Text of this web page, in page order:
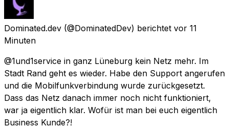
Dominated.dev (@DominatedDev) berichtet vor 11
Minuten
@1und1service in ganz Lüneburg kein Netz mehr. Im
Stadt Rand geht es wieder. Habe den Support angerufen
und die Mobilfunkverbindung wurde zurückgesetzt.
Dass das Netz danach immer noch nicht funktioniert,
war ja eigentlich klar. Wofür ist man bei euch eigentlich
Business Kunde?!